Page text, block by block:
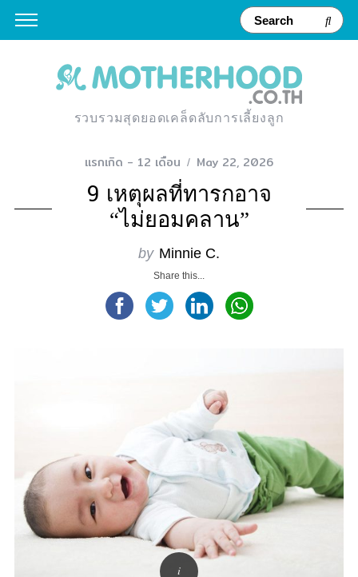
รวบรวมสุดยอดเคล็ดลับการเลี้ยงลูก
แรกเกิด - 12 เดือน May 22, 2026
9 เหตุผลที่ทารกอาจ
“ไม่ยอมคลาน”
by Minnie C.
Share this...